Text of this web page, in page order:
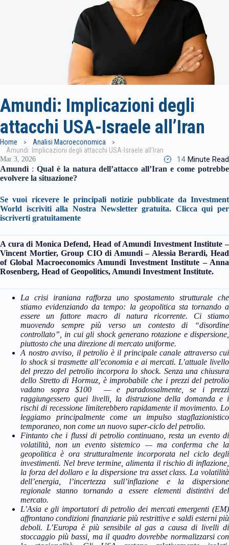
Amundi: Implicazioni degli
attacchi USA-Israele all’Iran
Home
Analisi Macroeconomica
Amundi: Implicazioni degli attacchi USA-Israele all’Iran
Mar 3, 2026 14 Minute Read
Amundi : Qual è la natura dell’attacco all’Iran e come potrebbe
evolvere la situazione?
Se vuoi ricevere le principali notizie pubblicate da Investment
World iscriviti alla Nostra Newsletter gratuita. Clicca qui per
iscriverti gratuitamente
A cura di Monica Defend, Head of Amundi Investment Institute –
Vincent Mortier, Group CIO di Amundi – Alessia Berardi, Head
of Global Macroeconomics Amundi Investment Institute – Anna
Rosenberg, Head of Geopolitics, Amundi Investment Institute.
La crisi iraniana rafforza uno spostamento strutturale che
stiamo evidenziando da tempo: la geopolitica sta tornando a
essere un fattore macro di natura ricorrente. Ci stiamo
muovendo sempre più verso un contesto di “disordine
controllato”, in cui gli shock generano rotazione e dispersione,
piuttosto che una direzione di mercato uniforme.
A nostro avviso, il petrolio è il principale canale attraverso cui
lo shock si trasmette all’economia e ai mercati. L’attuale livello
del prezzo del petrolio incorpora lo shock. Senza una chiusura
dello Stretto di Hormuz, è improbabile che i prezzi del petrolio
vadano sopra $100 — e paradossalmente, se i prezzi
raggiungessero quei livelli, la distruzione della domanda e i
rischi di recessione limiterebbero rapidamente il movimento. Lo
leggiamo principalmente come un impulso stagflazionistico
temporaneo, non come un nuovo super-ciclo del petrolio.
Fintanto che i flussi di petrolio continuano, resta un evento di
volatilità, non un evento sistemico — ma conferma che la
geopolitica è ora strutturalmente incorporata nel ciclo degli
investimenti. Nel breve termine, alimenta il rischio di inflazione,
la forza del dollaro e la dispersione tra asset class. La volatilità
dell’energia, l’incertezza sull’inflazione e la dispersione
regionale stanno tornando a essere elementi distintivi del
mercato.
L’Asia e gli importatori di petrolio dei mercati emergenti (EM)
affrontano condizioni finanziarie più restrittive e saldi esterni più
deboli. L’Europa è più sensibile al gas a causa di livelli di
stoccaggio più bassi, ma il quadro dovrebbe normalizzarsi con